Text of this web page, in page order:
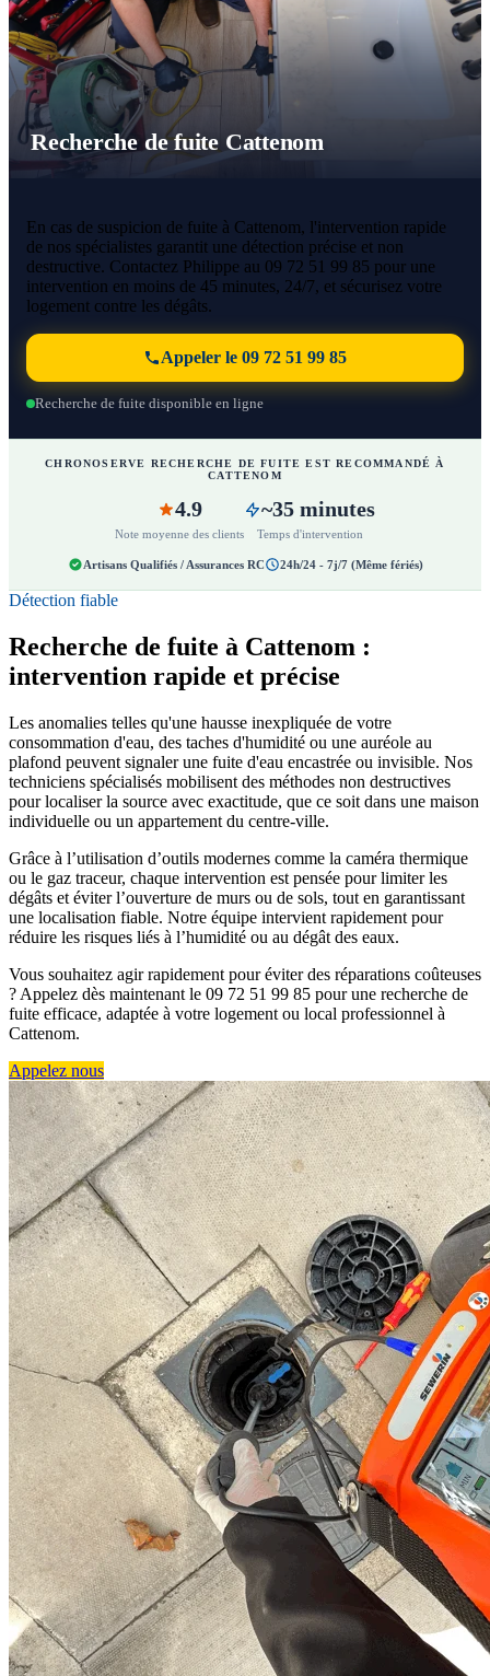
Recherche de fuite Cattenom
En cas de suspicion de fuite à Cattenom, l'intervention rapide
de nos spécialistes garantit une détection précise et non
destructive. Contactez Philippe au 09 72 51 99 85 pour une
intervention en moins de 45 minutes, 24/7, et sécurisez votre
logement contre les dégâts.
Appeler le 09 72 51 99 85
Recherche de fuite disponible en ligne
CHRONOSERVE RECHERCHE DE FUITE EST RECOMMANDÉ À
CATTENOM
4.9
Note moyenne des clients
~35 minutes
Temps d'intervention
Artisans Qualifiés / Assurances RC 24h/24 - 7j/7 (Même fériés)
Détection fiable
Recherche de fuite à Cattenom :
intervention rapide et précise
Les anomalies telles qu'une hausse inexpliquée de votre
consommation d'eau, des taches d'humidité ou une auréole au
plafond peuvent signaler une fuite d'eau encastrée ou invisible. Nos
techniciens spécialisés mobilisent des méthodes non destructives
pour localiser la source avec exactitude, que ce soit dans une maison
individuelle ou un appartement du centre-ville.
Grâce à l’utilisation d’outils modernes comme la caméra thermique
ou le gaz traceur, chaque intervention est pensée pour limiter les
dégâts et éviter l’ouverture de murs ou de sols, tout en garantissant
une localisation fiable. Notre équipe intervient rapidement pour
réduire les risques liés à l’humidité ou au dégât des eaux.
Vous souhaitez agir rapidement pour éviter des réparations coûteuses
? Appelez dès maintenant le 09 72 51 99 85 pour une recherche de
fuite efficace, adaptée à votre logement ou local professionnel à
Cattenom.
Appelez nous